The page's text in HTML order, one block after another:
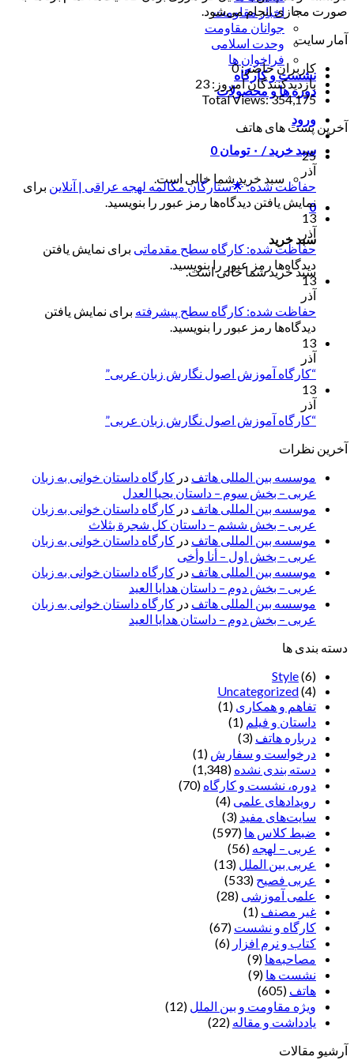
اخبار مقاومت
جوانان مقاومت
وحدت اسلامی
فراخوان ها
نشست و کارگاه
دوره ها و محصولات
ورود
سبد خرید / ۰ تومان 0
سبد خرید شما خالی است.
0
سبد خرید
سبد خرید شما خالی است.
صورت مجازی انجام می‌شود.
آمار سایت
کاربران حاضر:0
بازدیدکنندگان امروز: 23
Total Views:354,175
آخرین پست های هاتف
25
آذر
حفاظت شده: 🌟ستارگان مکالمه لهجه عراقی | آنلاین برای
نمایش یافتن دیدگاه‌ها رمز عبور را بنویسید.
13
آذر
حفاظت شده: کارگاه سطح مقدماتی برای نمایش یافتن
دیدگاه‌ها رمز عبور را بنویسید.
13
آذر
حفاظت شده: کارگاه سطح پیشرفته برای نمایش یافتن
دیدگاه‌ها رمز عبور را بنویسید.
13
آذر
“کارگاه آموزش اصول نگارش زبان عربی”
13
آذر
“کارگاه آموزش اصول نگارش زبان عربی”
آخرین نظرات
موسسه بین المللی هاتف در کارگاه داستان خوانی به زبان
عربی – بخش سوم – داستان یحیا العدل
موسسه بین المللی هاتف در کارگاه داستان خوانی به زبان
عربی – بخش ششم – داستان کل شجرة بثلاث
موسسه بین المللی هاتف در کارگاه داستان خوانی به زبان
عربی – بخش اول – أنا وأخی
موسسه بین المللی هاتف در کارگاه داستان خوانی به زبان
عربی – بخش دوم – داستان هدایا العید
موسسه بین المللی هاتف در کارگاه داستان خوانی به زبان
عربی – بخش دوم – داستان هدایا العید
دسته بندی ها
Style(6)
Uncategorized(4)
تفاهم و همکاری (1)
داستان و فیلم (1)
درباره هاتف (3)
درخواست و سفارش (1)
دسته بندی نشده (1,348)
دوره، نشست و کارگاه (70)
رویدادهای علمی (4)
سایت‌های مفید (3)
ضبط کلاس ها (597)
عربی – لهجه (56)
عربی بین الملل (13)
عربی فصیح (533)
علمی آموزشی (28)
غير مصنف (1)
کارگاه و نشست (67)
کتاب و نرم افزار (6)
مصاحبه‌ها (9)
نشست ها (9)
هاتف (605)
ویژه مقاومت و بین الملل (12)
یادداشت‌ و مقاله (22)
آرشیو مقالات